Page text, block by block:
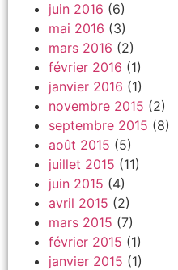
juin 2016 (6)
mai 2016 (3)
mars 2016 (2)
février 2016 (1)
janvier 2016 (1)
novembre 2015 (2)
septembre 2015 (8)
août 2015 (5)
juillet 2015 (11)
juin 2015 (4)
avril 2015 (2)
mars 2015 (7)
février 2015 (1)
janvier 2015 (1)